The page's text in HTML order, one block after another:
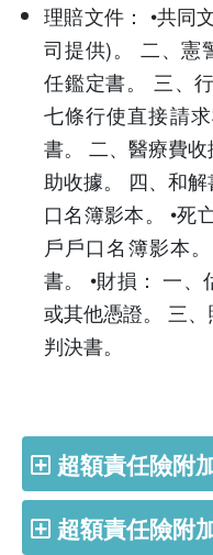
理賠文件： •共同
司提供)。 二、憲
任鑑定書。 三、
七條行使直接請
書。 二、醫療費
助收據。 四、和
口名簿影本。 •死
戶戶口名簿影本
書。 •財損： 一
或其他憑證。 三
判決書。
超額責任險附
超額責任險附